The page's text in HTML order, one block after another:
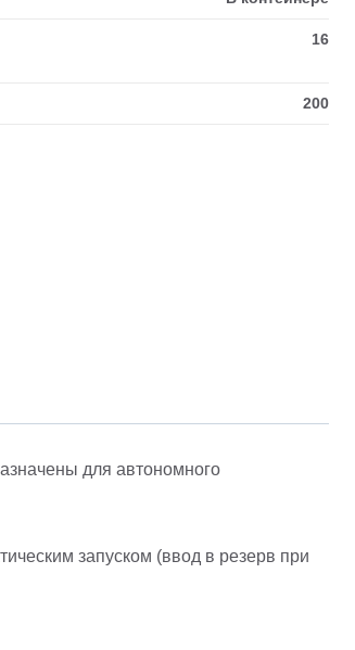
16
200
для автономного
запуском (ввод в резерв при